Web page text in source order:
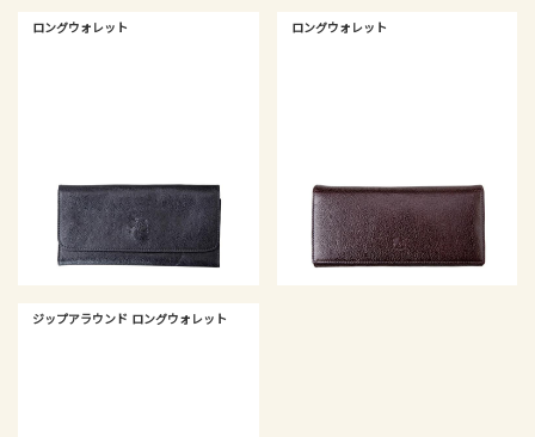
ロングウォレット ロングウォレット
ジップアラウンド ロングウォレット